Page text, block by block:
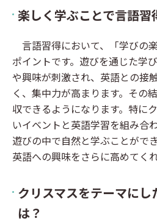
楽しく学ぶことで言語習
言語習得において、「学びの
ポイントです。遊びを通じた学
や興味が刺激され、英語との接
く、集中力が高まります。その
収できるようになります。特に
いイベントと英語学習を組み合
遊びの中で自然と学ぶことがで
英語への興味をさらに高めてくれ
クリスマスをテーマにし
は？